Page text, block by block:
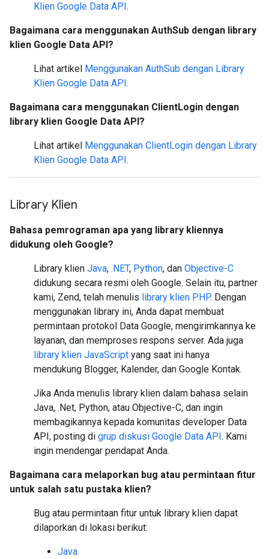
Klien Google Data API.
Bagaimana cara menggunakan AuthSub dengan library
klien Google Data API?
Lihat artikel Menggunakan AuthSub dengan Library
Klien Google Data API.
Bagaimana cara menggunakan ClientLogin dengan
library klien Google Data API?
Lihat artikel Menggunakan ClientLogin dengan Library
Klien Google Data API.
Library Klien
Bahasa pemrograman apa yang library kliennya
didukung oleh Google?
Library klien Java, .NET, Python, dan Objective-C
didukung secara resmi oleh Google. Selain itu, partner
kami, Zend, telah menulis library klien PHP. Dengan
menggunakan library ini, Anda dapat membuat
permintaan protokol Data Google, mengirimkannya ke
layanan, dan memproses respons server. Ada juga
library klien JavaScript yang saat ini hanya
mendukung Blogger, Kalender, dan Google Kontak.
Jika Anda menulis library klien dalam bahasa selain
Java, .Net, Python, atau Objective-C, dan ingin
membagikannya kepada komunitas developer Data
API, posting di grup diskusi Google Data API. Kami
ingin mendengar pendapat Anda.
Bagaimana cara melaporkan bug atau permintaan fitur
untuk salah satu pustaka klien?
Bug atau permintaan fitur untuk library klien dapat
dilaporkan di lokasi berikut:
Java